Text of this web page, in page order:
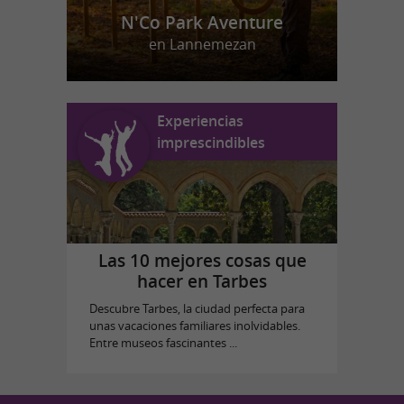
N'Co Park Aventure
en Lannemezan
Experiencias
imprescindibles
Las 10 mejores cosas que
hacer en Tarbes
Descubre Tarbes, la ciudad perfecta para
unas vacaciones familiares inolvidables.
Entre museos fascinantes ...